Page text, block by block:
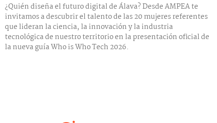
¿Quién diseña el futuro digital de Álava? Desde AMPEA te
invitamos a descubrir el talento de las 20 mujeres referentes
que lideran la ciencia, la innovación y la industria
tecnológica de nuestro territorio en la presentación oficial de
la nueva guía Who is Who Tech 2026.